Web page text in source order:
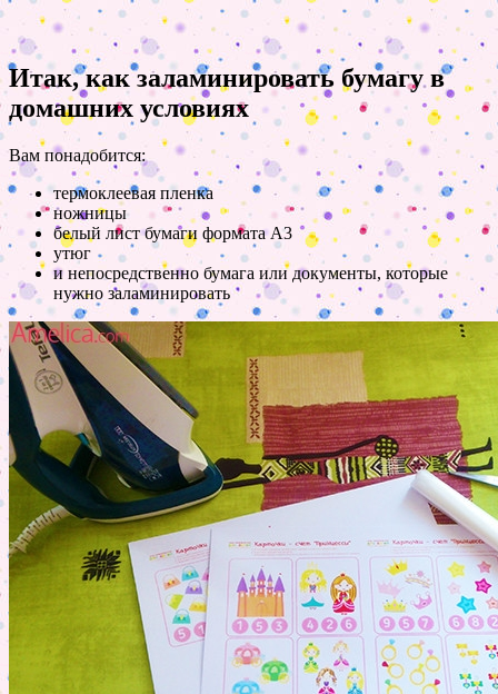
Итак, как заламинировать бумагу в
домашних условиях
Вам понадобится:
термоклеевая пленка
ножницы
белый лист бумаги формата А3
утюг
и непосредственно бумага или документы, которые
нужно заламинировать